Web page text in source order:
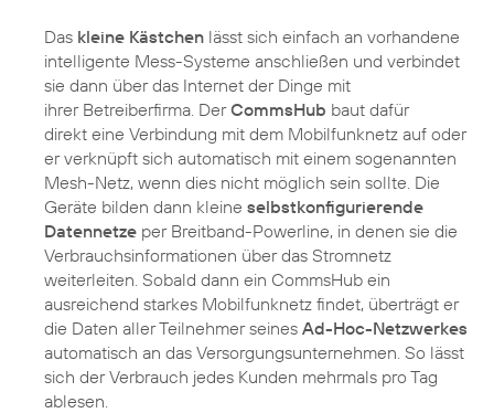
Das kleine Kästchen lässt sich einfach an vorhandene
intelligente Mess-Systeme anschließen und verbindet
sie dann über das Internet der Dinge mit
ihrer Betreiberfirma. DerCommsHub baut dafür
direkt eine Verbindung mit dem Mobilfunknetz auf oder
er verknüpft sich automatisch mit einem sogenannten
Mesh-Netz, wenn dies nicht möglich sein sollte. Die
Geräte bilden dann kleine selbstkonfigurierende
Datennetze per Breitband-Powerline, in denen sie die
Verbrauchsinformationen über das Stromnetz
weiterleiten. Sobald dann ein CommsHub ein
ausreichend starkes Mobilfunknetz findet, überträgt er
die Daten aller Teilnehmer seines Ad-Hoc-Netzwerkes
automatisch an das Versorgungsunternehmen. So lässt
sich der Verbrauch jedes Kunden mehrmals pro Tag
ablesen.